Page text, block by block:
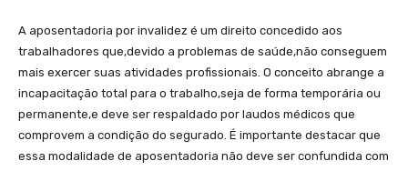
A aposentadoria ⁣por invalidez é um direito concedido aos
trabalhadores⁣ que,devido a problemas de saúde,não conseguem
mais exercer suas atividades profissionais. O conceito abrange a
incapacitação total para o ⁢trabalho,seja de forma temporária ou
⁢permanente,e deve ser respaldado por laudos médicos que
comprovem a condição do segurado. É importante destacar que
essa modalidade de​ aposentadoria não deve ser confundida com